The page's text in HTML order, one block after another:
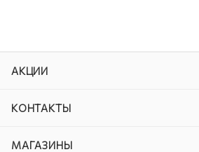
АКЦИИ
КОНТАКТЫ
МАГАЗИНЫ